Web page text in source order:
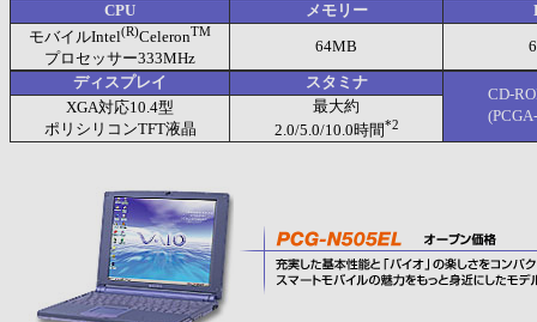
CPU メモリー
モバイルIntel(R)CeleronTM
プロセッサー333MHz
64MB
ディスプレイ
スタミナ
CD-
XGA対応10.4型
ポリシリコンTFT液晶
最大約
2.0/5.0/10.0時間*2